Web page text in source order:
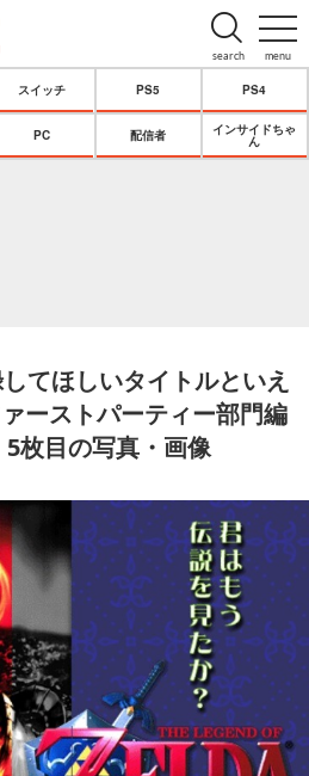
menu
search
スイッチ PS5 PS4
PC 配信者
インサイドちゃ
ん
てほしいタイトルといえ
ーストパーティー部門編
5枚目の写真・画像